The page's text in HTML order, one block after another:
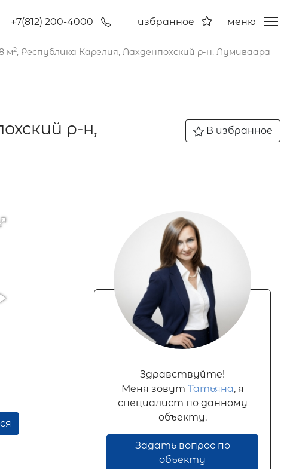
+7(812) 200-4000 избранное меню
м2, Республика Карелия, Лахденпохский р-н, Лумиваара
р-н,
В избранное
Здравствуйте!
Меня зовут Татьяна, я
специалист по данному
объекту.
Задать вопрос по
объекту